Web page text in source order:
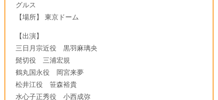
グルス
【場所】 東京ドーム
【出演】
三日月宗近役 黒羽麻璃央
髭切役 三浦宏規
鶴丸国永役 岡宮来夢
松井江役 笹森裕貴
水心子正秀役 小西成弥